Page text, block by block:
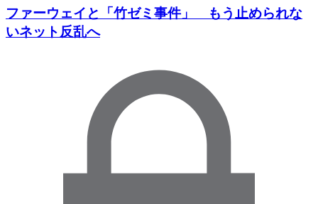
ファーウェイと「竹ゼミ事件」 もう止められな
いネット反乱へ